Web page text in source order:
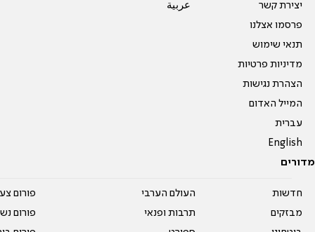
יצירת קשר
פרסמו אצלנו
תנאי שימוש
מדיניות פרטיות
הצהרת נגישות
המייל האדום
עברית
English
عربية
מדורים
חדשות
מבזקים
העולם הערבי
תרבות ופנאי
פורום
פורום